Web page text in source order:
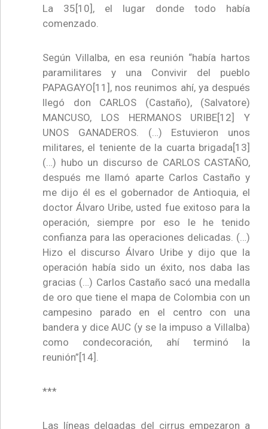
La 35[10], el lugar donde todo había
comenzado.
Según Villalba, en esa reunión “había hartos
paramilitares y una Convivir del pueblo
PAPAGAYO[11], nos reunimos ahí, ya después
llegó don CARLOS (Castaño), (Salvatore)
MANCUSO, LOS HERMANOS URIBE[12] Y
UNOS GANADEROS. (…) Estuvieron unos
militares, el teniente de la cuarta brigada[13]
(…) hubo un discurso de CARLOS CASTAÑO,
después me llamó aparte Carlos Castaño y
me dijo él es el gobernador de Antioquia, el
doctor Álvaro Uribe, usted fue exitoso para la
operación, siempre por eso le he tenido
confianza para las operaciones delicadas. (…)
Hizo el discurso Álvaro Uribe y dijo que la
operación había sido un éxito, nos daba las
gracias (…) Carlos Castaño sacó una medalla
de oro que tiene el mapa de Colombia con un
campesino parado en el centro con una
bandera y dice AUC (y se la impuso a Villalba)
como condecoración, ahí terminó la
reunión”[14].
***
Las líneas delgadas del cirrus empezaron a